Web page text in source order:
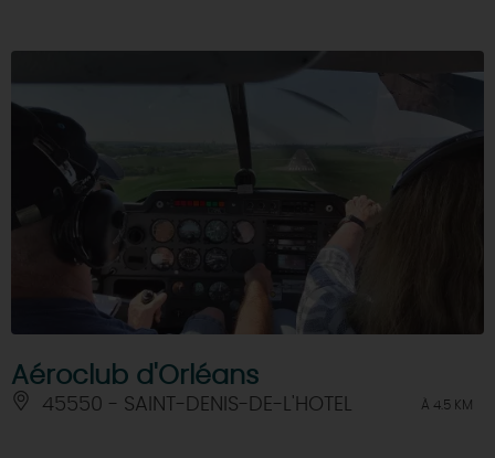
Aéroclub d'Orléans
45550 - SAINT-DENIS-DE-L'HOTEL À 4.5 KM